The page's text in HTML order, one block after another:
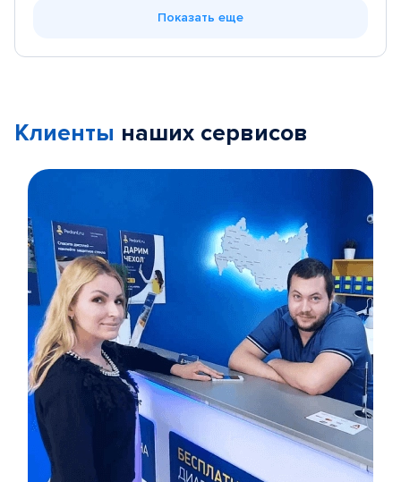
Показать еще
Клиенты наших сервисов